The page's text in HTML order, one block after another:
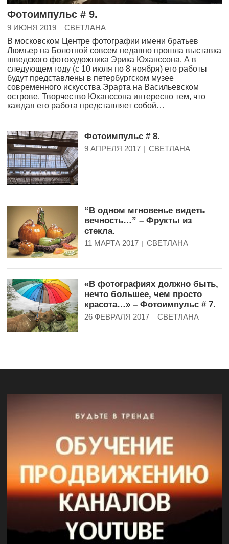
Фотоимпульс # 9.
9 ИЮНЯ 2019
СВЕТЛАНА
В московском Центре фотографии имени братьев
Люмьер на Болотной совсем недавно прошла выставка
шведского фотохудожника Эрика Юханссона. А в
следующем году (с 10 июля по 8 ноября) его работы
будут представлены в петербургском музее
современного искусства Эрарта на Васильевском
острове. Творчество Юханссона интересно тем, что
каждая его работа представляет собой…
Фотоимпульс # 8.
9 АПРЕЛЯ 2017 СВЕТЛАНА
“В одном мгновенье видеть
вечность…” – Фрукты из
стекла.
11 МАРТА 2017 СВЕТЛАНА
«В фотографиях должно быть,
нечто большее, чем просто
красота…» – Фотоимпульс # 7.
26 ФЕВРАЛЯ 2017 СВЕТЛАНА